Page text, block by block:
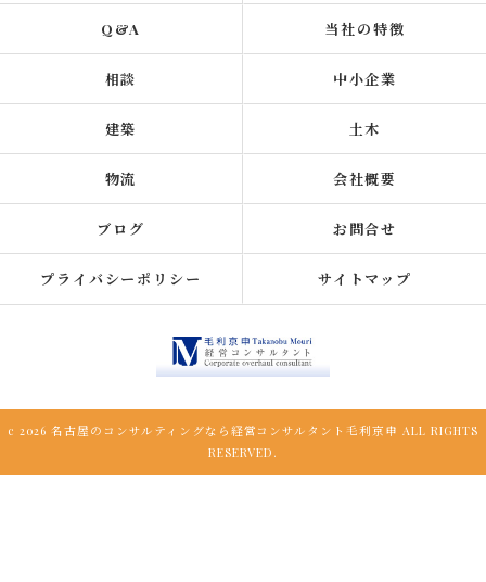
Q&A 当社の特徴
相談 中小企業
建築 土木
物流 会社概要
ブログ お問合せ
プライバシーポリシー サイトマップ
c 2026 名古屋のコンサルティングなら経営コンサルタント毛利京申 ALL RIGHTS
RESERVED.